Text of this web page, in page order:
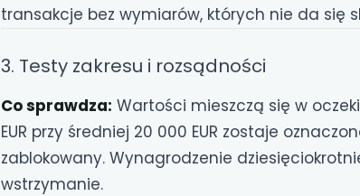
transakcje bez wymiarów, których nie da się
3. Testy zakresu i rozsądności
Co sprawdza: Wartości mieszczą się w
EUR przy średniej 20 000 EUR zostaje
zablokowany. Wynagrodzenie
wstrzymanie.